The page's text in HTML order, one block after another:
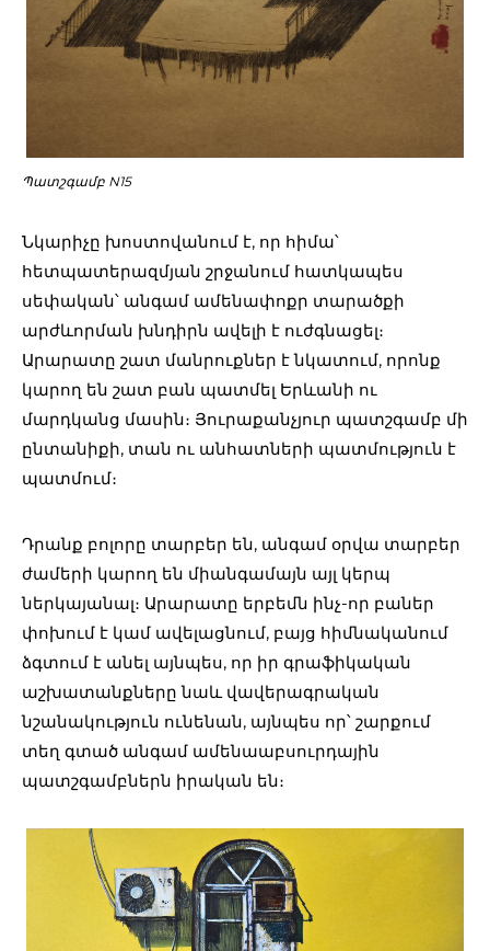
Պատշգամբ N15
Նկարիչը խոստովանում է, որ հիմա՝
հետպատերազմյան շրջանում հատկապես
սեփական՝ անգամ ամենափոքր տարածքի
արժևորման խնդիրն ավելի է ուժգնացել։
Արարատը շատ մանրուքներ է նկատում, որոնք
կարող են շատ բան պատմել Երևանի ու
մարդկանց մասին։ Յուրաքանչյուր պատշգամբ մի
ընտանիքի, տան ու անհատների պատմություն է
պատմում։
Դրանք բոլորը տարբեր են, անգամ օրվա տարբեր
ժամերի կարող են միանգամայն այլ կերպ
ներկայանալ։ Արարատը երբեմն ինչ-որ բաներ
փոխում է կամ ավելացնում, բայց հիմնականում
ձգտում է անել այնպես, որ իր գրաֆիկական
աշխատանքները նաև վավերագրական
նշանակություն ունենան, այնպես որ՝ շարքում
տեղ գտած անգամ ամենաաբսուրդային
պատշգամբներն իրական են։